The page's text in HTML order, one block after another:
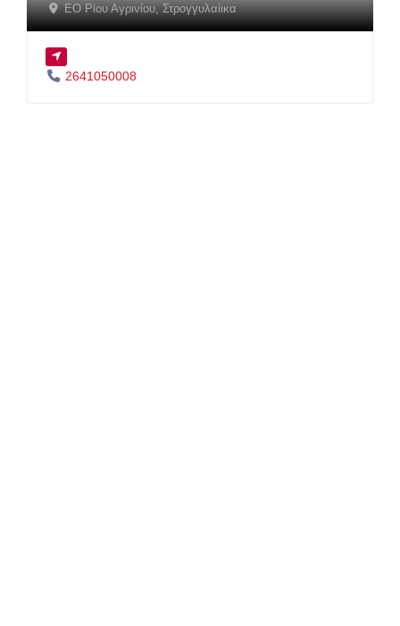
ΕΟ Ρίου Αγρινίου,Στρογγυλαίικα
2641050008